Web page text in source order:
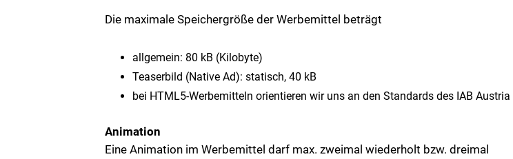
Die maximale Speichergröße der Werbemittel beträgt
allgemein: 80 kB (Kilobyte)
Teaserbild (Native Ad): statisch, 40 kB
bei HTML5-Werbemitteln orientieren wir uns an den Standards des IAB Austria
Animation
Eine Animation im Werbemittel darf max. zweimal wiederholt bzw. dreimal